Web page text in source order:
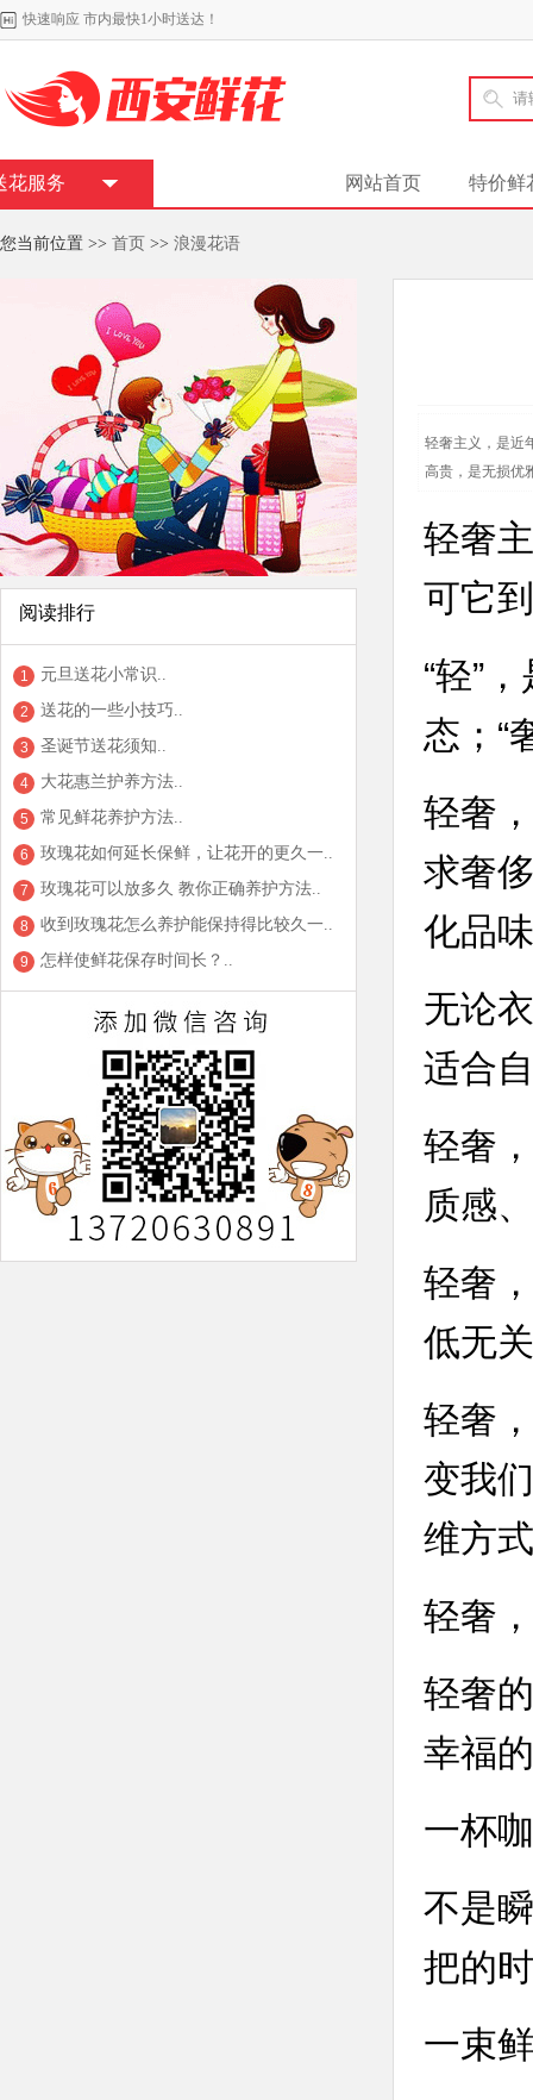
快速响应 市内最快1小时送达！
网站首页 特价鲜
花服务
您当前位置 >> 首页 >> 浪漫花语
阅读排行
1 元旦送花小常识..
2 送花的一些小技巧..
3 圣诞节送花须知..
4 大花惠兰护养方法..
5 常见鲜花养护方法..
6 玫瑰花如何延长保鲜，让花开的更久一..
7 玫瑰花可以放多久 教你正确养护方法..
8 收到玫瑰花怎么养护能保持得比较久一..
9 怎样使鲜花保存时间长？..
轻奢主义，是近
高贵，是无损优
轻奢
可它
“轻”
态；“
轻奢
求奢
化品
无论
适合
轻奢
质感
轻奢
低无
轻奢
变我
维方
轻奢
轻奢
幸福
一杯
不是
把的
一束